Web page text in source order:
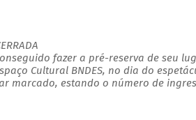
fazer a pré-reserva de seu
Cultural BNDES, no dia do
marcado, estando o número de